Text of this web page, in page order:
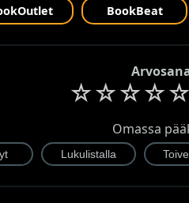
BookBeat
☆☆☆☆☆
Omassa